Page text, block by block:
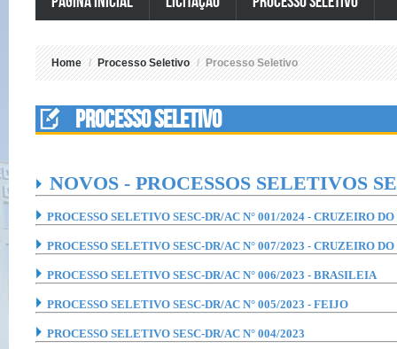
Home / Processo Seletivo / Processo Seletivo
Processo Seletivo
NOVOS - PROCESSOS SELETIVOS
PROCESSO SELETIVO SESC-DR/AC N° 001/2024 - CRUZEIRO DO
PROCESSO SELETIVO SESC-DR/AC N° 007/2023 - CRUZEIRO DO
PROCESSO SELETIVO SESC-DR/AC N° 006/2023 - BRASILEIA
PROCESSO SELETIVO SESC-DR/AC N° 005/2023 - FEIJO
PROCESSO SELETIVO SESC-DR/AC N° 004/2023